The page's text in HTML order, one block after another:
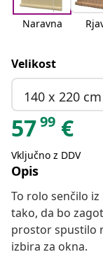
Naravna
Velikost
140 x 220 cm
5799 €
Vključno z DDV
Opis
To rolo senčilo
tako, da bo
prostor spustilo
izbira za okna.